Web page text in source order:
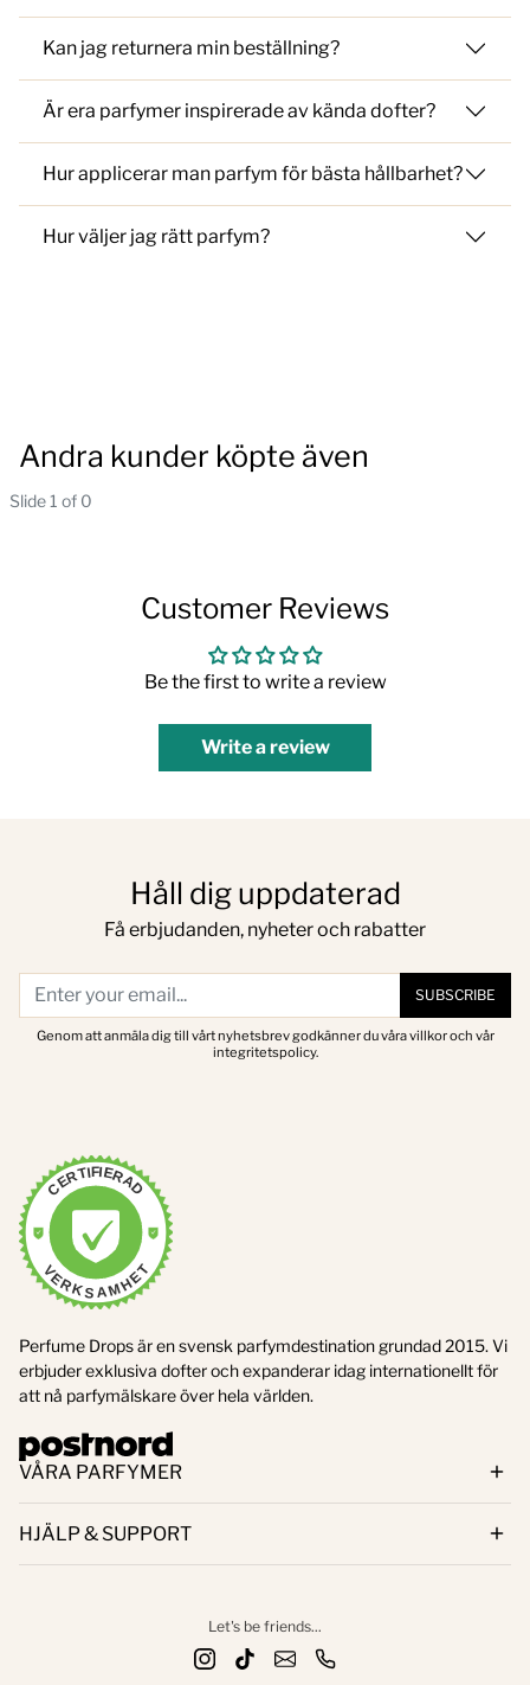
Kan jag returnera min beställning?
Är era parfymer inspirerade av kända dofter?
Hur applicerar man parfym för bästa hållbarhet?
Hur väljer jag rätt parfym?
Andra kunder köpte även
Slide 1 of 0
Customer Reviews
Be the first to write a review
Write a review
Håll dig uppdaterad
Få erbjudanden, nyheter och rabatter
SUBSCRIBE
Genom att anmäla dig till vårt nyhetsbrev godkänner du våra villkor och vår
integritetspolicy.
CERTIFIERAD
VERKSAMHET
Perfume Drops är en svensk parfymdestination grundad 2015. Vi
erbjuder exklusiva dofter och expanderar idag internationellt för
att nå parfymälskare över hela världen.
VÅRA PARFYMER
HJÄLP & SUPPORT
Let's be friends...